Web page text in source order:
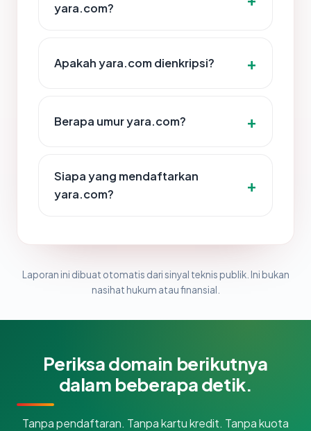
yara.com?
Apakah yara.com dienkripsi?
Berapa umur yara.com?
Siapa yang mendaftarkan
yara.com?
Laporan ini dibuat otomatis dari sinyal teknis publik. Ini bukan
nasihat hukum atau finansial.
Periksa domain berikutnya
dalam beberapa detik.
Tanpa pendaftaran. Tanpa kartu kredit. Tanpa kuota